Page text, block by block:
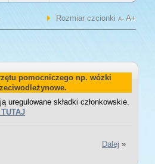
Rozmiar czcionki A-A+
pomocniczego np. wózki
uregulowane składki członkowskie.
Dalej »